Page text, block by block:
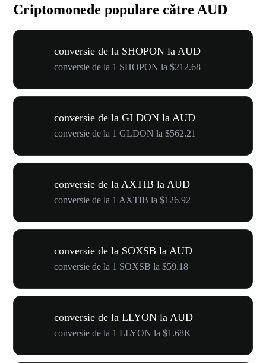
Criptomonede populare către AUD
conversie de la SHOPON la AUD
conversie de la 1 SHOPON la $212.68
conversie de la GLDON la AUD
conversie de la 1 GLDON la $562.21
conversie de la AXTIB la AUD
conversie de la 1 AXTIB la $126.92
conversie de la SOXSB la AUD
conversie de la 1 SOXSB la $59.18
conversie de la LLYON la AUD
conversie de la 1 LLYON la $1.68K